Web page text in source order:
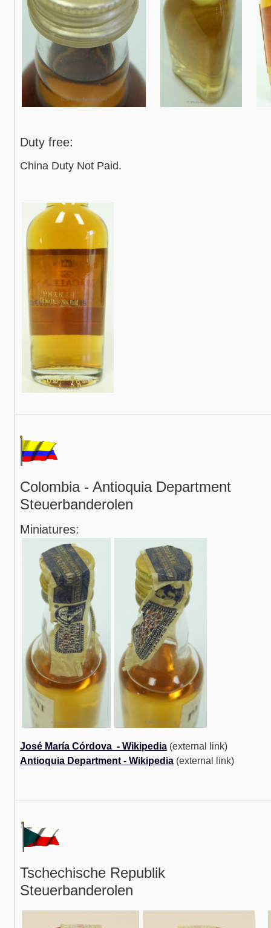
Duty free:
China Duty Not Paid.
Colombia - Antioquia Department
Steuerbanderolen
Miniatures:
José María Córdova - Wikipedia (external link)
Antioquia Department - Wikipedia (external link)
Tschechische Republik
Steuerbanderolen